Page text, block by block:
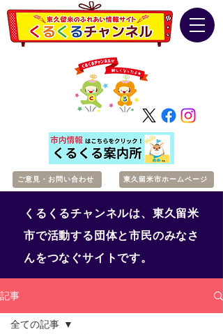
ご意見・お問い合わせ 東久留米市ホームページ
くるくるチャンネルは、東久留米
市で活動する団体と市民のみなさ
んをつなぐサイトです。
記事
全ての記事